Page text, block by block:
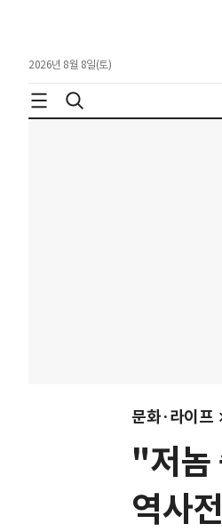
2026년 8월 8일(토)
문화·라이프
"저놈
역사